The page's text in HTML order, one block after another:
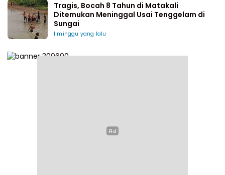
Tragis, Bocah 8 Tahun di Matakali
Ditemukan Meninggal Usai Tenggelam di
Sungai
1 minggu yang lalu